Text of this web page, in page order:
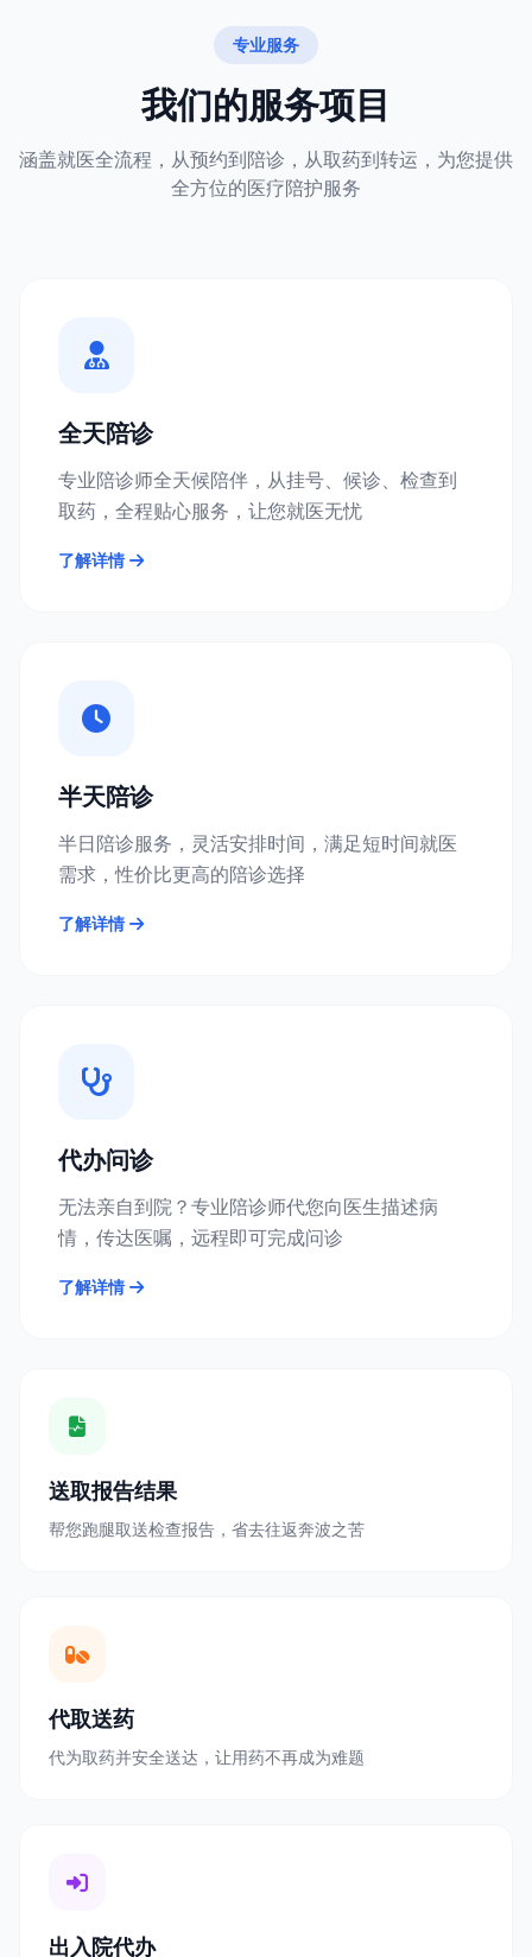
专业服务
我们的服务项目
涵盖就医全流程，从预约到陪诊，从取药到转运，为您提供
全方位的医疗陪护服务
全天陪诊
专业陪诊师全天候陪伴，从挂号、候诊、检查到
取药，全程贴心服务，让您就医无忧
了解详情
半天陪诊
半日陪诊服务，灵活安排时间，满足短时间就医
需求，性价比更高的陪诊选择
了解详情
代办问诊
无法亲自到院？专业陪诊师代您向医生描述病
情，传达医嘱，远程即可完成问诊
了解详情
送取报告结果
帮您跑腿取送检查报告，省去往返奔波之苦
代取送药
代为取药并安全送达，让用药不再成为难题
出入院代办